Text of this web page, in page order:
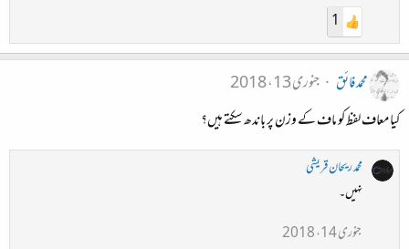
1
محمد فائق
جنوری 13، 2018
کیا معاف لفظ کو ماف کے وزن پر باندھ سکتے ہیں؟
محمد ریحان قریشی
نہیں۔
جنوری 14، 2018